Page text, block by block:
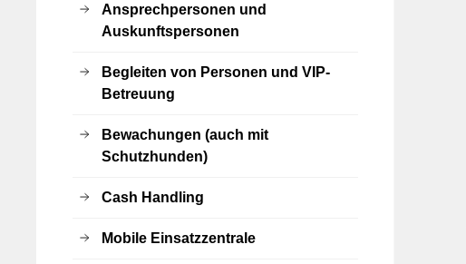
Ansprechpersonen und
Auskunftspersonen
Begleiten von Personen und VIP-
Betreuung
Bewachungen (auch mit
Schutzhunden)
Cash Handling
Mobile Einsatzzentrale